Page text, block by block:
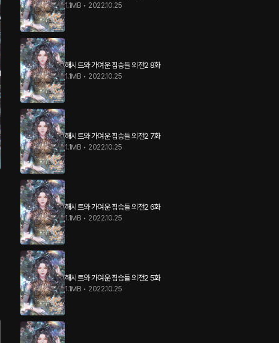
1.1MB • 2022.10.25
해시트와 가여운 짐승들 외전2 8화
1.1MB • 2022.10.25
해시트와 가여운 짐승들 외전2 7화
1.1MB • 2022.10.25
해시트와 가여운 짐승들 외전2 6화
1.1MB • 2022.10.25
해시트와 가여운 짐승들 외전2 5화
1.1MB • 2022.10.25